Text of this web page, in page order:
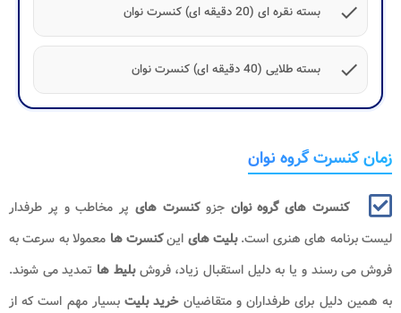
check بسته نقره ای (20 دقیقه ای) کنسرت نوان
check بسته طلایی (40 دقیقه ای) کنسرت نوان
زمان کنسرت گروه نوان
کنسرت های گروه نوان​​​ جزوکنسرت های پر مخاطب و پر طرفدار
لیست برنامه های هنری است.بلیت های اینکنسرت ها معمولا به سرعت به
فروش می رسند و یا به دلیل استقبال زیاد، فروشبلیط ها تمدید می شوند.
به همین دلیل برای طرفداران و متقاضیانخرید بلیتبسیار مهم است که از